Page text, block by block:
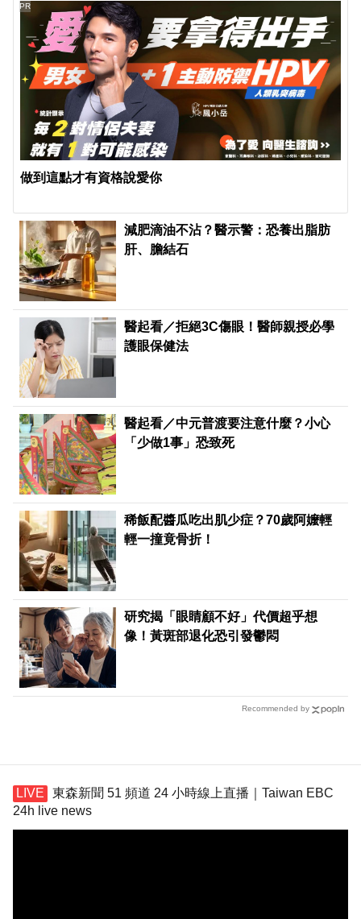
做到這點才有資格說愛你
PR
減肥滴油不沾？醫示警：恐養出脂肪
肝、膽結石
醫起看／拒絕3C傷眼！醫師親授必學
護眼保健法
醫起看／中元普渡要注意什麼？小心
「少做1事」恐致死
稀飯配醬瓜吃出肌少症？70歲阿嬤輕
輕一撞竟骨折！
研究揭「眼睛顧不好」代價超乎想
像！黃斑部退化恐引發鬱悶
Recommended by
東森新聞 51 頻道 24 小時線上直播｜Taiwan EBC
24h live news